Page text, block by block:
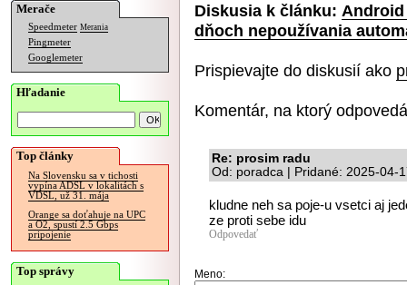
Merače
Speedmeter Merania
Pingmeter
Googlemeter
Hľadanie
Top články
Na Slovensku sa v tichosti
vypína ADSL v lokalitách s
VDSL, už 31. mája
Orange sa doťahuje na UPC
a O2, spustí 2.5 Gbps
pripojenie
Top správy
Diskusia k článku:
dňoch nepoužívania
Prispievajte do diskusií ako
Komentár, na ktorý
Re: prosim radu
Od: poradca | Pridané: 2025-04-
kludne neh sa poje-u vsetci aj
ze proti sebe idu
Odpovedať
Meno: